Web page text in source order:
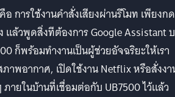
การใช้งานคำสั่งเสียงผ่านรีโมท เพียงกด
แล้วพูดสิ่งทีต้องการ Google Assistant
ก็พร้อมทำงานเป็นผู้ช่วยอัจฉริยะให้เรา
าพอากาศ, เปิดใช้งาน Netflix หรือสั่งง
ภายในบ้านที่เชื่อมต่อกับ UB7500 ไว้แล้ว